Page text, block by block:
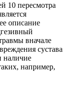
10 пересмотра
описание
вначале
сустава
наличие
например,